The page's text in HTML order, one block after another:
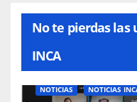
No te pierdas las
INCA
NOTICIAS NOTICIAS